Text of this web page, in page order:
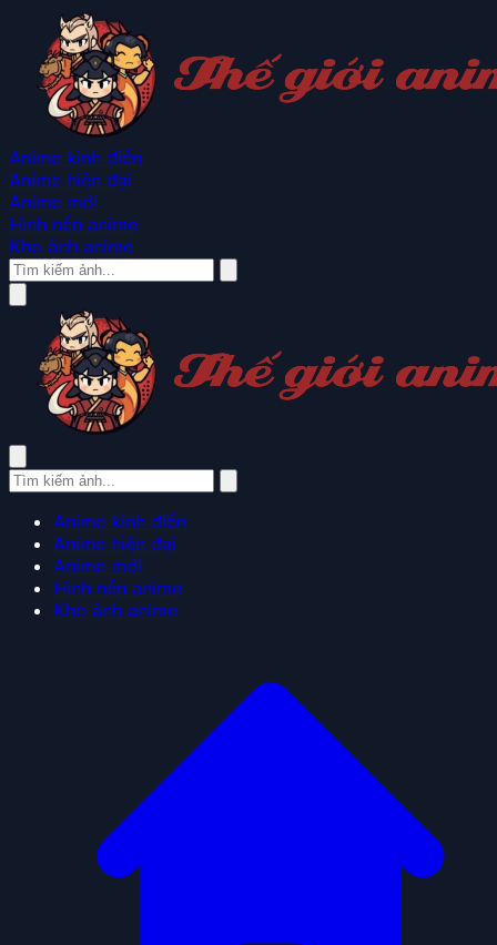
Anime kinh điển
Anime hiện đại
Anime mới
Hình nền anime
Kho ảnh anime
Anime kinh điển
Anime hiện đại
Anime mới
Hình nền anime
Kho ảnh anime